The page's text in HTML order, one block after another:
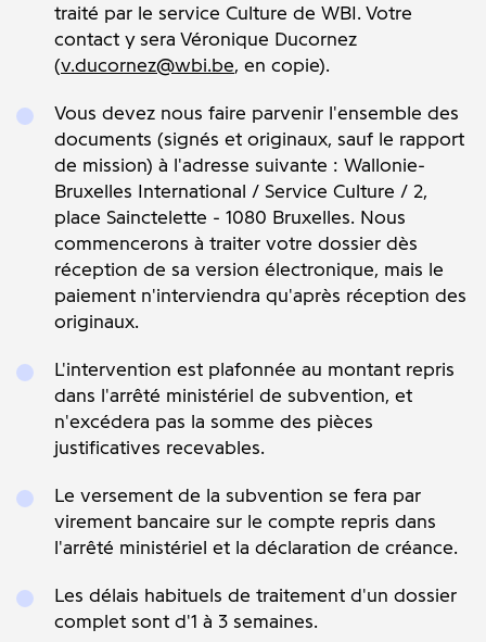
traité par le service Culture de WBI. Votre
contact y sera Véronique Ducornez
(v.ducornez@wbi.be, en copie).
Vous devez nous faire parvenir l'ensemble des
documents (signés et originaux, sauf le rapport
de mission) à l'adresse suivante : Wallonie-
Bruxelles International / Service Culture / 2,
place Sainctelette - 1080 Bruxelles. Nous
commencerons à traiter votre dossier dès
réception de sa version électronique, mais le
paiement n'interviendra qu'après réception des
originaux.
L'intervention est plafonnée au montant repris
dans l'arrêté ministériel de subvention, et
n'excédera pas la somme des pièces
justificatives recevables.
Le versement de la subvention se fera par
virement bancaire sur le compte repris dans
l'arrêté ministériel et la déclaration de créance.
Les délais habituels de traitement d'un dossier
complet sont d'1 à 3 semaines.